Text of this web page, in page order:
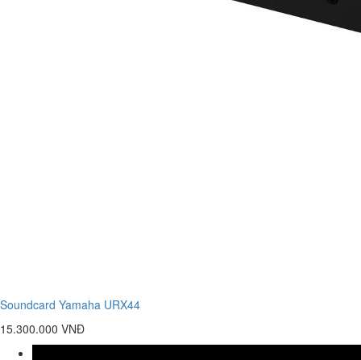
Soundcard Yamaha URX44
15.300.000 VNĐ